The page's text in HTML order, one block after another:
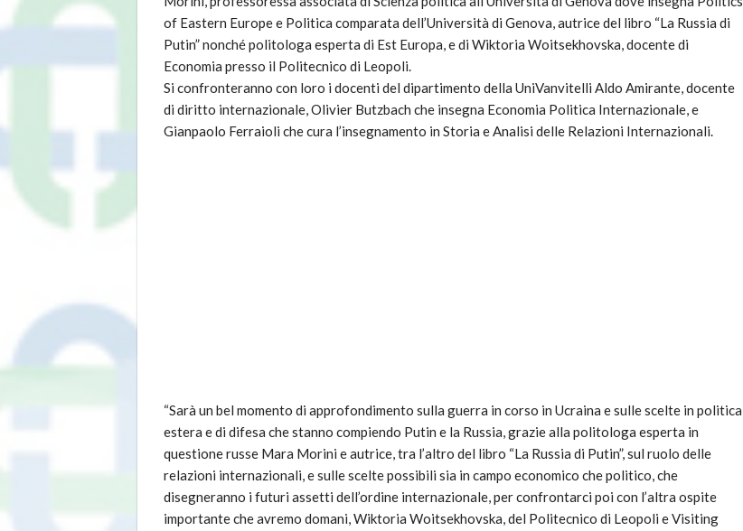
of Eastern Europe e Politica comparata dell’Università di Genova, autrice del libro “La Russia di
Putin” nonché politologa esperta di Est Europa, e di Wiktoria Woitsekhovska, docente di
Economia presso il Politecnico di Leopoli.
Si confronteranno con loro i docenti del dipartimento della UniVanvitelli Aldo Amirante, docente
di diritto internazionale, Olivier Butzbach che insegna Economia Politica Internazionale, e
Gianpaolo Ferraioli che cura l’insegnamento in Storia e Analisi delle Relazioni Internazionali.
“Sarà un bel momento di approfondimento sulla guerra in corso in Ucraina e sulle scelte in politica
estera e di difesa che stanno compiendo Putin e la Russia, grazie alla politologa esperta in
questione russe Mara Morini e autrice, tra l’altro del libro “La Russia di Putin”, sul ruolo delle
relazioni internazionali, e sulle scelte possibili sia in campo economico che politico, che
disegneranno i futuri assetti dell’ordine internazionale, per confrontarci poi con l’altra ospite
importante che avremo domani, Wiktoria Woitsekhovska, del Politecnico di Leopoli e Visiting